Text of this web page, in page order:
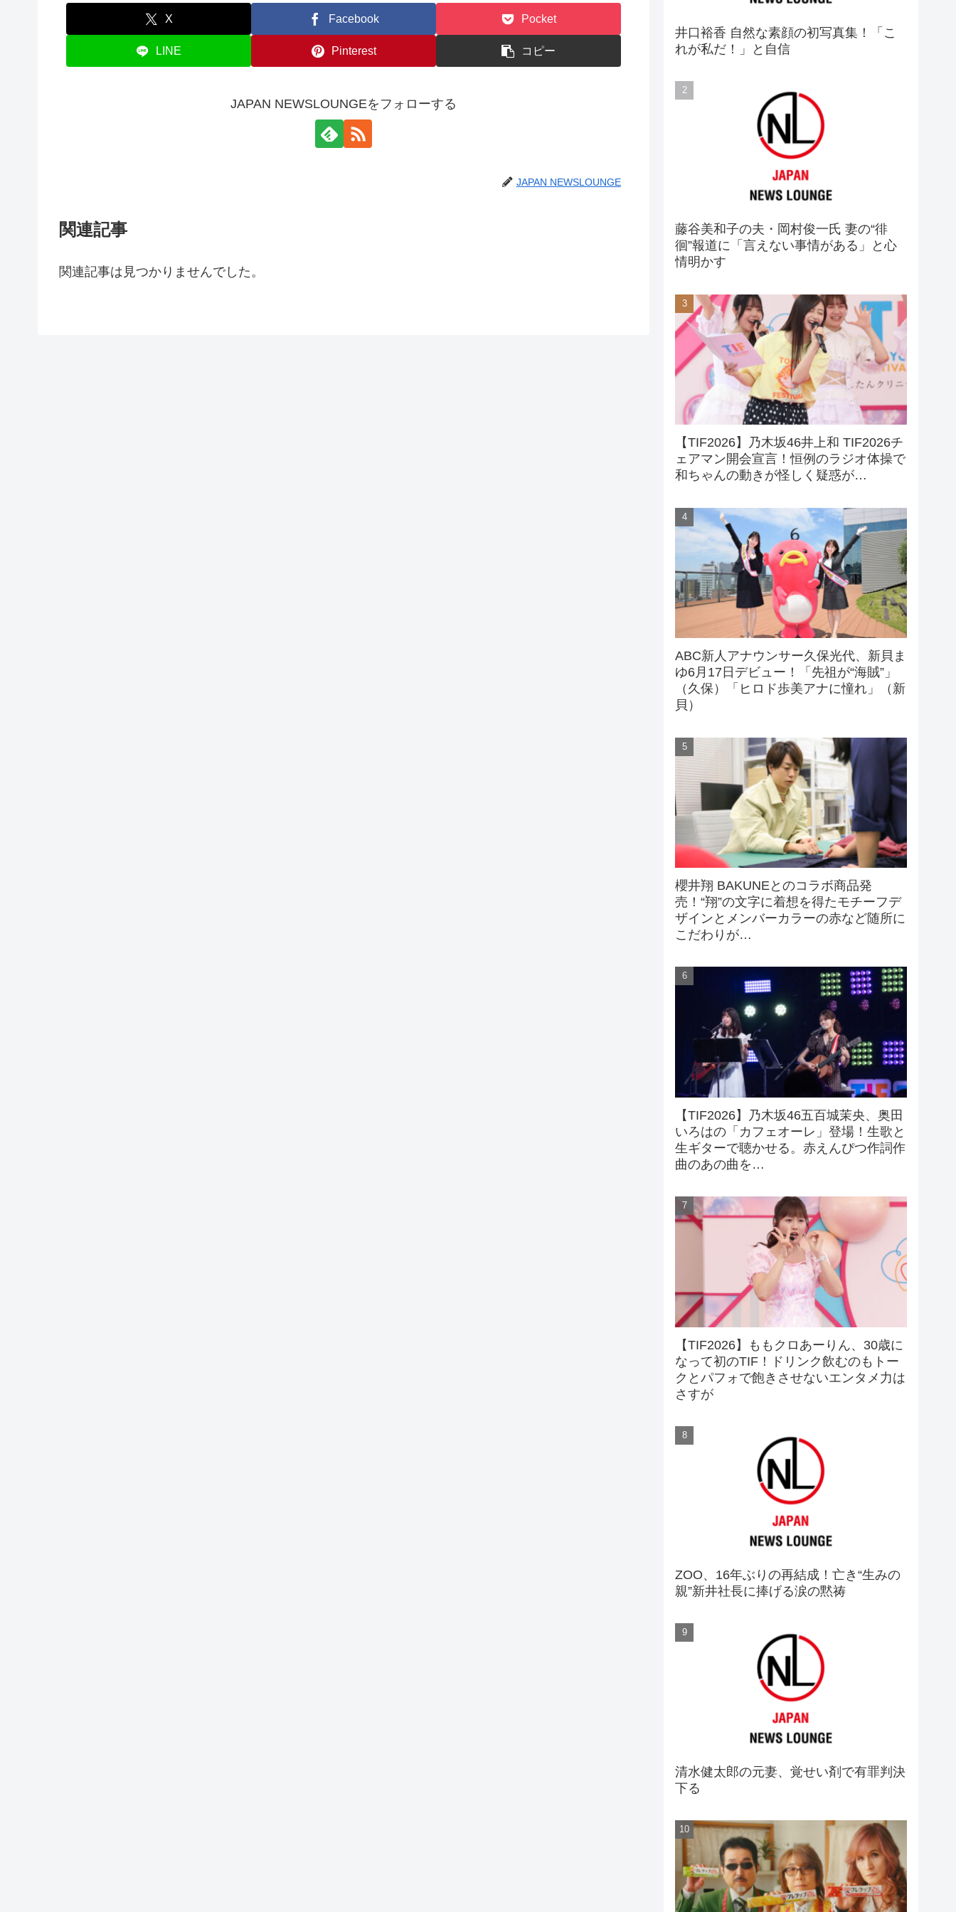
X Facebook Pocket
LINE Pinterest コピー
JAPAN NEWSLOUNGEをフォローする
JAPAN NEWSLOUNGE
関連記事
関連記事は見つかりませんでした。
井口裕香 自然な素顔の初写真集！「こ
れが私だ！」と自信
藤谷美和子の夫・岡村俊一氏 妻の“徘
徊”報道に「言えない事情がある」と心
情明かす
【TIF2026】乃木坂46井上和 TIF2026チ
ェアマン開会宣言！恒例のラジオ体操で
和ちゃんの動きが怪しく疑惑が…
ABC新人アナウンサー久保光代、新貝ま
ゆ6月17日デビュー！「先祖が“海賊”」
（久保）「ヒロド歩美アナに憧れ」（新
貝）
櫻井翔 BAKUNEとのコラボ商品発
売！“翔”の文字に着想を得たモチーフデ
ザインとメンバーカラーの赤など随所に
こだわりが…
【TIF2026】乃木坂46五百城茉央、奥田
いろはの「カフェオーレ」登場！生歌と
生ギターで聴かせる。赤えんぴつ作詞作
曲のあの曲を…
【TIF2026】ももクロあーりん、30歳に
なって初のTIF！ドリンク飲むのもトー
クとパフォで飽きさせないエンタメ力は
さすが
ZOO、16年ぶりの再結成！亡き“生みの
親”新井社長に捧げる涙の黙祷
清水健太郎の元妻、覚せい剤で有罪判決
下る